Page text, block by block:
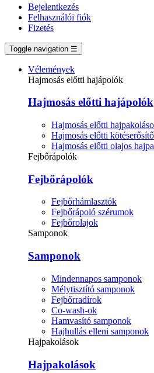
Bejelentkezés
Felhasználói fiók
Fizetés
Toggle navigation ☰
Vélemények
Hajmosás előtti hajápolók
Hajmosás előtti hajápolók
Hajmosás előtti
Hajmosás előtti
Hajmosás előtti olajos
Fejbőrápolók
Fejbőrápolók
Fejbőrhámlasztók
Fejbőrápoló szérumok
Fejbőrolajok
Samponok
Samponok
Mindennapos samponok
Mélytisztító samponok
Fejbőrradírok
Co-wash-ok
Hamvasító samponok
Hajhullás elleni samponok
Hajpakolások
Hajpakolások